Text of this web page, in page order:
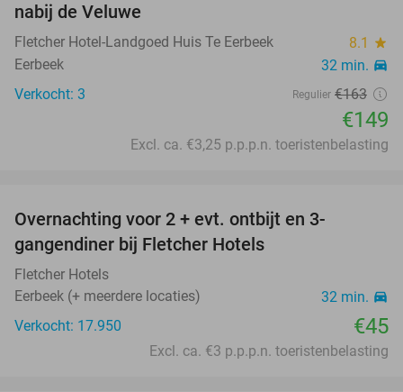
nabij de Veluwe
Fletcher Hotel-Landgoed Huis Te Eerbeek 8.1 star
Eerbeek 32 min. directions_car
Verkocht: 3 Regulier €163
€149
Excl. ca. €3,25 p.p.p.n. toeristenbelasting
Overnachting voor 2 + evt. ontbijt en 3-
gangendiner bij Fletcher Hotels
Fletcher Hotels
Eerbeek (+ meerdere locaties)
32 min. directions_car
Verkocht: 17.950 €45
Excl. ca. €3 p.p.p.n. toeristenbelasting